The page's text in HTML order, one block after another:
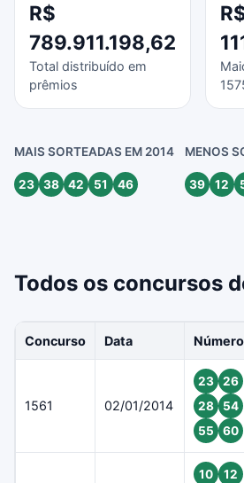
R$
789.911.198,62
Total distribuído em
prêmios
MAIS SORTEADAS EM 2014
23 38 42 51 46
MENOS
39 12
Todos os concursos
Concurso Data
1561 02/01/2014
23
26
28
54
55
60
10
12